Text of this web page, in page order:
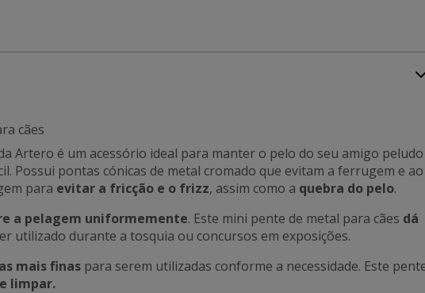
cães
Artero é um acessório ideal para manter o pelo do seu amigo peludo
Possui pontas cónicas de metal cromado que evitam a ferrugem e ao
para evitar a fricção e o frizz, assim como a quebra do pelo.
a pelagem uniformemente. Este mini pente de metal para cães dá
utilizado durante a tosquia ou concursos em exposições.
mais finas para serem utilizadas conforme a necessidade. Este
limpar.